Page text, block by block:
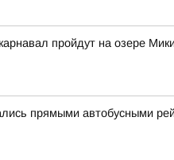
пройдут на озере
прямыми автобусными